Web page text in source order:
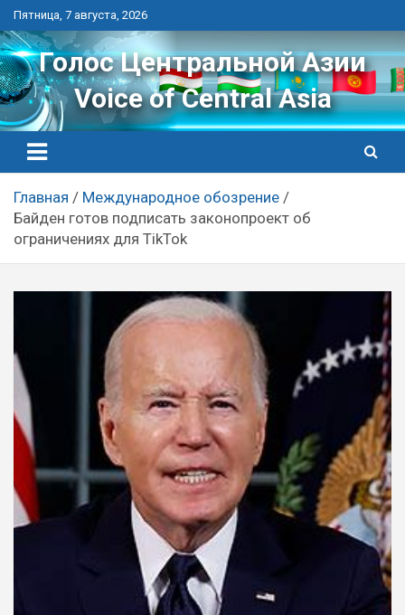
Перейти
к
контенту
Пятница, 7 августа, 2026
Голос Центральной Азии
Voice of Central Asia
Главная
Международное обозрение
Байден готов подписать законопроект об
ограничениях для TikTok